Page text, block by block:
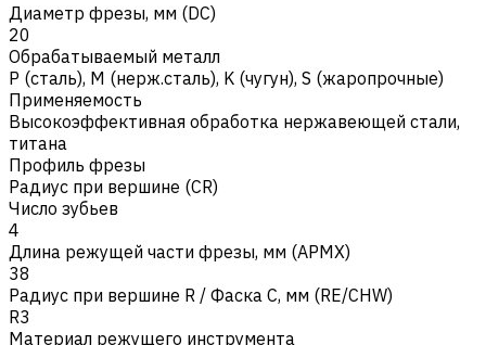
Диаметр фрезы, мм (DC)
20
Обрабатываемый металл
Р (сталь), M (нерж.сталь), K (чугун), S (жаропрочные)
Применяемость
Высокоэффективная обработка нержавеющей стали,
титана
Профиль фрезы
Радиус при вершине (CR)
Число зубьев
4
Длина режущей части фрезы, мм (APMX)
38
Радиус при вершине R / Фаска C, мм (RE/CHW)
R3
Материал режущего инструмента